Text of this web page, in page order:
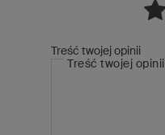
Treść twojej opinii
Treść twojej opinii